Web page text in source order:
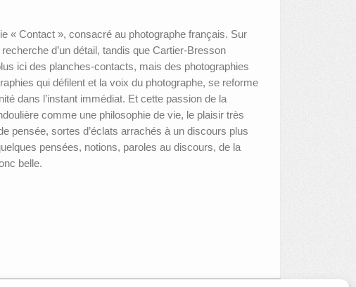
« Contact », consacré au photographe français. Sur
d’un détail, tandis que Cartier-Bresson
ici des planches-contacts, mais des photographies
qui défilent et la voix du photographe, se reforme
dans l’instant immédiat. Et cette passion de la
comme une philosophie de vie, le plaisir très
pensée, sortes d’éclats arrachés à un discours plus
pensées, notions, paroles au discours, de la
belle.